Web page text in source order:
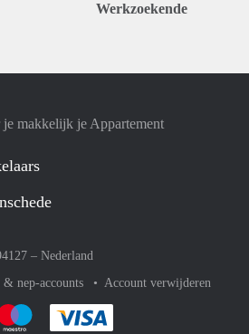
Werkzoekende
makkelijk je Appartement
– Nederland
& nep-accounts Account verwijderen
af met Paypal
gemakkelijk af met Mastercard
Je rekent gemakkelijk af met Meastro